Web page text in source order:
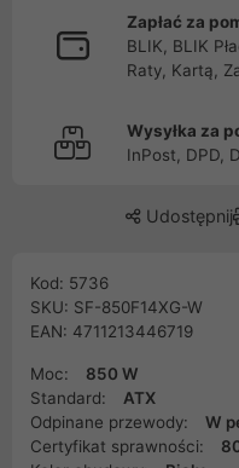
Zapłać za
BLIK, BLIK
Raty, Kartą,
Wysyłka za
InPost, DPD,
Udostępnij
Kod: 5736
SKU: SF-850F14XG-W
EAN: 4711213446719
Moc:
850 W
Standard:
ATX
Odpinane przewody:
W
Certyfikat sprawności: